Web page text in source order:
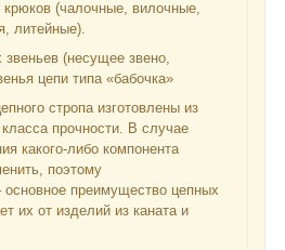
крюков (чалочные, вилочные,
литейные).
(несущее звено,
цепи типа «бабочка»
стропа изготовлены из
прочности. В случае
какого-либо компонента
поэтому
основное преимущество цепных
их от изделий из каната и